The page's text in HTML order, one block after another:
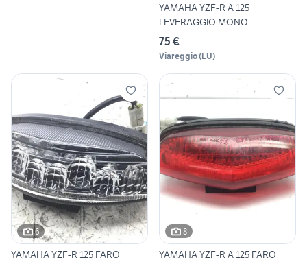
YAMAHA YZF-R A 125
LEVERAGGIO MONO
AMMORTIZZATORE
75 €
Viareggio(LU)
6
YAMAHA YZF-R 125 FARO
8
YAMAHA YZF-R A 125 FARO